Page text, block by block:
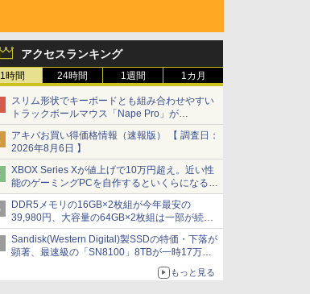
アクセスランキング
1時間 24時間 1週間 1カ月
スリム形状でキーボードとも組み合わせやすい
トラックボールマウス「Nape Pro」が
Keychronから
アキバお買い得価格情報（速報版） 【 調査日：
2026年8月6日 】
XBOX Series Xが値上げで10万円超え。近い性
能のゲーミングPCを自作するといくらになる？
【石田賀津男の『酒の肴にPCゲーム』】
DDR5メモリの16GB×2枚組が今年最安の
39,980円、大容量の64GB×2枚組は一部が続騰
[8月前半のメモリ価格]
Sandisk(Western Digital)製SSDの特価・下落が
顕著、最速級の「SN8100」8TBが一時17万円
もっと見る